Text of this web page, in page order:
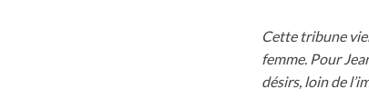
Cette tribune
femme. Pour
désirs, loin de